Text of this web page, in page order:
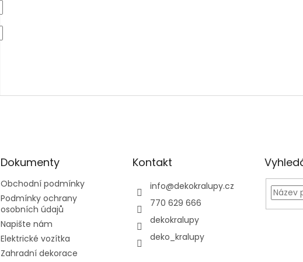
Dokumenty
Obchodní podmínky
Podmínky ochrany
osobních údajů
Napište nám
Elektrické vozítka
Zahradní dekorace
Kontakt
info@dekokralupy.cz
770 629 666
dekokralupy
deko_kralupy